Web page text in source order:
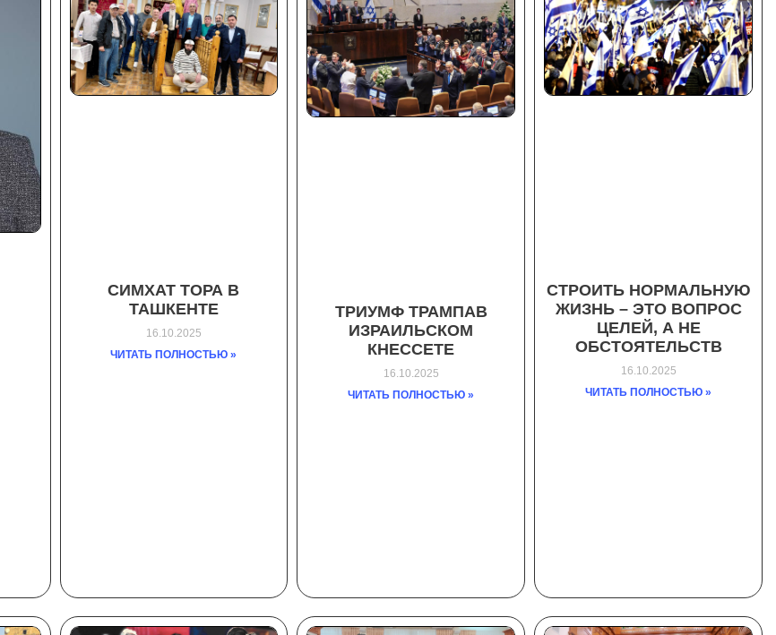
СИМХАТ ТОРА В
ТАШКЕНТЕ
16.10.2025
ЧИТАТЬ ПОЛНОСТЬЮ »
ТРИУМФ ТРАМПАВ
ИЗРАИЛЬСКОМ
КНЕССЕТЕ
16.10.2025
ЧИТАТЬ ПОЛНОСТЬЮ »
СТРОИТЬ НОРМАЛЬНУЮ
ЖИЗНЬ – ЭТО ВОПРОС
ЦЕЛЕЙ, А НЕ
ОБСТОЯТЕЛЬСТВ
16.10.2025
ЧИТАТЬ ПОЛНОСТЬЮ »